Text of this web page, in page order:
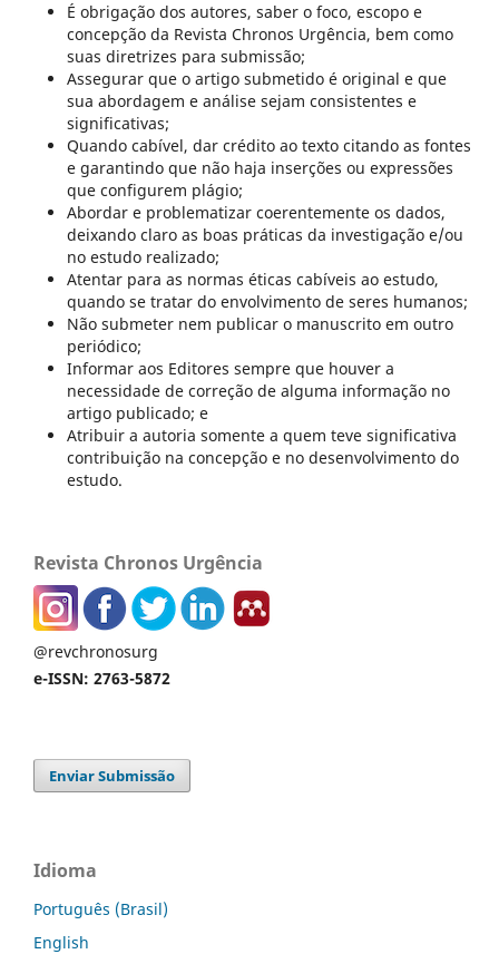
É obrigação dos autores, saber o foco, escopo e
concepção da Revista Chronos Urgência, bem como
suas diretrizes para submissão;
Assegurar que o artigo submetido é original e que
sua abordagem e análise sejam consistentes e
significativas;
Quando cabível, dar crédito ao texto citando as fontes
e garantindo que não haja inserções ou expressões
que configurem plágio;
Abordar e problematizar coerentemente os dados,
deixando claro as boas práticas da investigação e/ou
no estudo realizado;
Atentar para as normas éticas cabíveis ao estudo,
quando se tratar do envolvimento de seres humanos;
Não submeter nem publicar o manuscrito em outro
periódico;
Informar aos Editores sempre que houver a
necessidade de correção de alguma informação no
artigo publicado; e
Atribuir a autoria somente a quem teve significativa
contribuição na concepção e no desenvolvimento do
estudo.
Revista Chronos Urgência
@revchronosurg
e-ISSN: 2763-5872
Enviar Submissão
Idioma
Português (Brasil)
English